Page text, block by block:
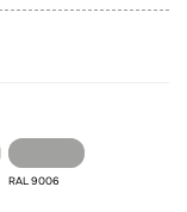
RAL 9006